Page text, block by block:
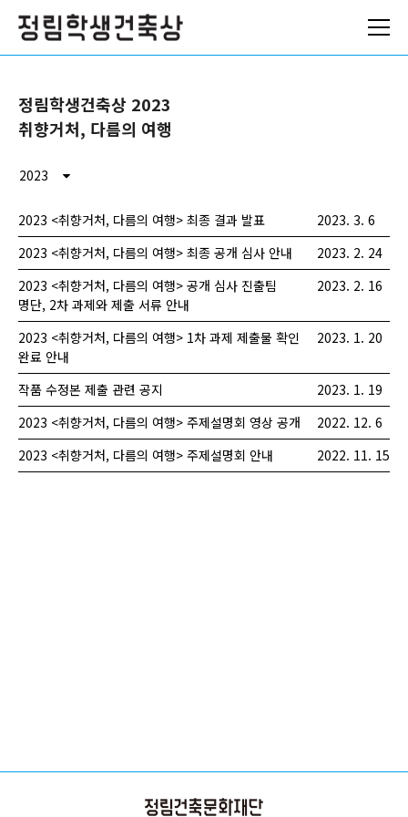
NEWS
참가 신청
정림학생건축상 2023
취향거처, 다름의 여행
2023
2023 <취향거처, 다름의 여행> 최종 결과 발표 2023. 3. 6
2023 <취향거처, 다름의 여행> 최종 공개 심사 안내 2023. 2. 24
2023 <취향거처, 다름의 여행> 공개 심사 진출팀
명단, 2차 과제와 제출 서류 안내
2023. 2. 16
2023 <취향거처, 다름의 여행> 1차 과제 제출물 확인
완료 안내
2023. 1. 20
작품 수정본 제출 관련 공지 2023. 1. 19
2023 <취향거처, 다름의 여행> 주제설명회 영상 공개 2022. 12. 6
2023 <취향거처, 다름의 여행> 주제설명회 안내 2022. 11. 15